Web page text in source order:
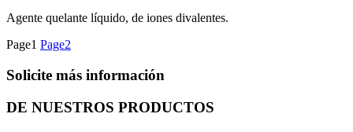
Agente quelante líquido, de iones divalentes.
Page1 Page2
Solicite más información
DE NUESTROS PRODUCTOS